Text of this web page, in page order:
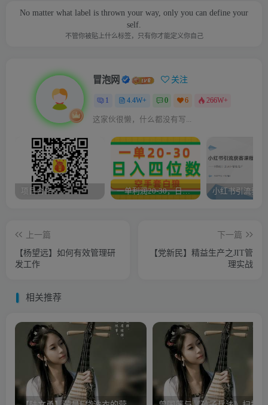
No matter what label is thrown your way, only you can define your
self.
不管你被贴上什么标签，只有你才能定义你自己
冒泡网 关注
1 4.4W+ 0 6 266W+
这家伙很懒，什么都没有写...
项目合作 一单利润20-30，日入四位数，空手套白狼，只要做就能赚，简单无套路
上一篇
【杨望远】如何有效管理研
发工作
下一篇
【党新民】精益生产之JIT管
理实战
相关推荐